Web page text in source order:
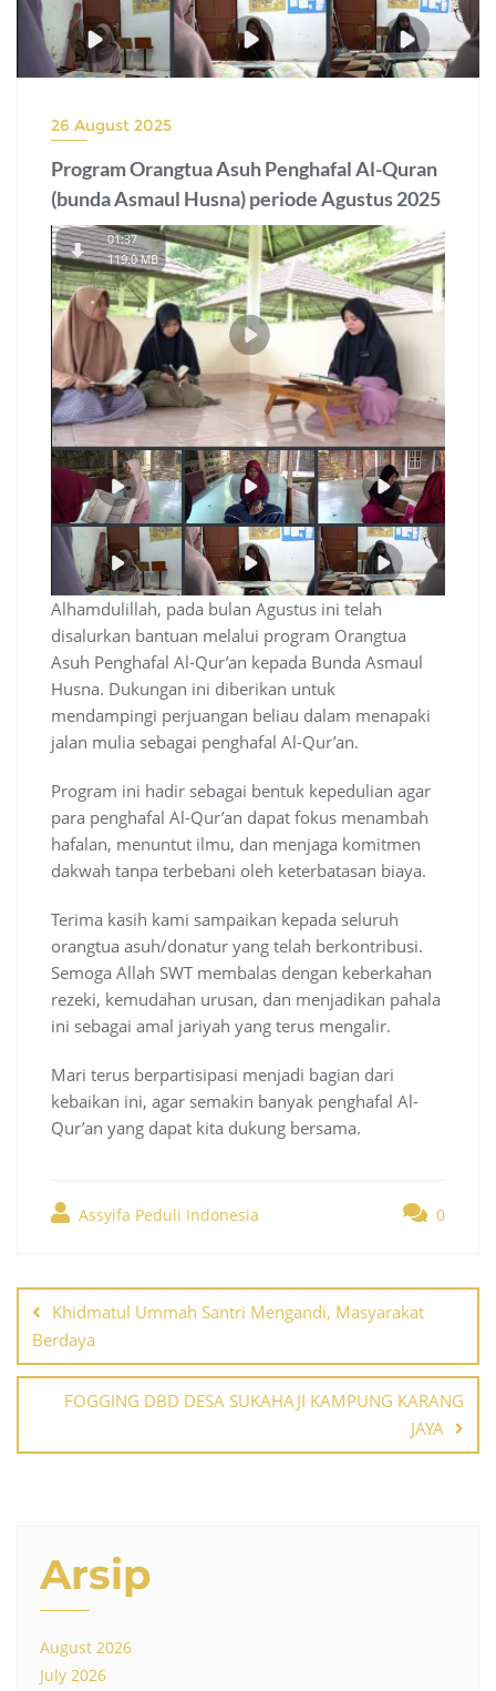
26 August 2025
Program Orangtua Asuh Penghafal Al-Quran
(bunda Asmaul Husna) periode Agustus 2025
Alhamdulillah, pada bulan Agustus ini telah
disalurkan bantuan melalui program Orangtua
Asuh Penghafal Al-Qur’an kepada Bunda Asmaul
Husna. Dukungan ini diberikan untuk
mendampingi perjuangan beliau dalam menapaki
jalan mulia sebagai penghafal Al-Qur’an.
Program ini hadir sebagai bentuk kepedulian agar
para penghafal Al-Qur’an dapat fokus menambah
hafalan, menuntut ilmu, dan menjaga komitmen
dakwah tanpa terbebani oleh keterbatasan biaya.
Terima kasih kami sampaikan kepada seluruh
orangtua asuh/donatur yang telah berkontribusi.
Semoga Allah SWT membalas dengan keberkahan
rezeki, kemudahan urusan, dan menjadikan pahala
ini sebagai amal jariyah yang terus mengalir.
Mari terus berpartisipasi menjadi bagian dari
kebaikan ini, agar semakin banyak penghafal Al-
Qur’an yang dapat kita dukung bersama.
Assyifa Peduli Indonesia 0
navigation
Khidmatul Ummah Santri Mengandi, Masyarakat
Berdaya
FOGGING DBD DESA SUKAHAJI KAMPUNG KARANG
JAYA
Arsip
August 2026
July 2026